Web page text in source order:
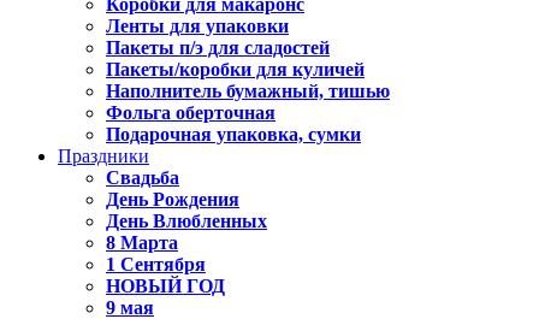
Коробки для макаронс
Ленты для упаковки
Пакеты п/э для сладостей
Пакеты/коробки для куличей
Наполнитель бумажный, тишью
Фольга оберточная
Подарочная упаковка, сумки
Праздники
Свадьба
День Рождения
День Влюбленных
8 Марта
1 Сентября
НОВЫЙ ГОД
9 мая